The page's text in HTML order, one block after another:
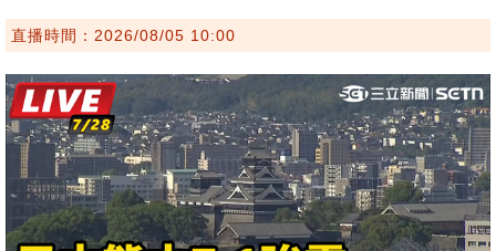
直播時間：2026/08/05 10:00